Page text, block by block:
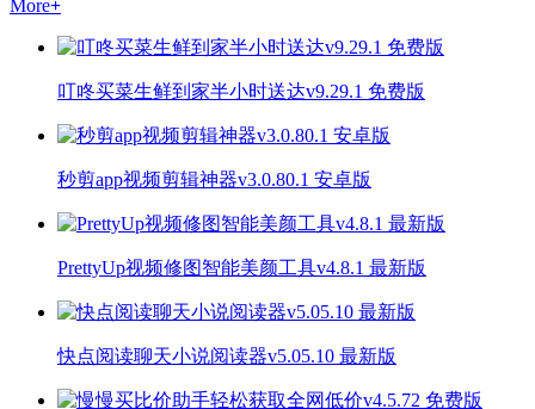
More+
叮咚买菜生鲜到家半小时送达v9.29.1 免费版
秒剪app视频剪辑神器v3.0.80.1 安卓版
PrettyUp视频修图智能美颜工具v4.8.1 最新版
快点阅读聊天小说阅读器v5.05.10 最新版